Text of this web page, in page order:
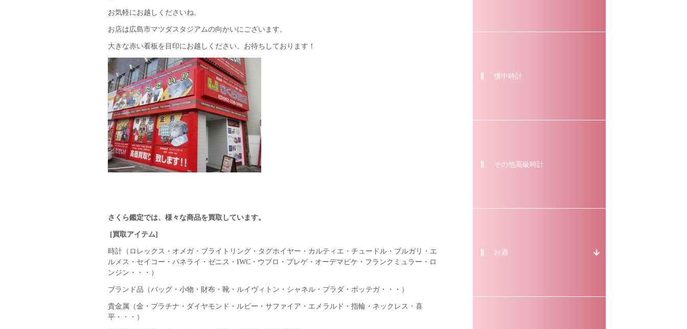
お気軽にお越しくださいね。
お店は広島市マツダスタジアムの向かいにございます。
大きな赤い看板を目印にお越しください。お待ちしております！
さくら鑑定では、様々な商品を買取しています。
[買取アイテム]
時計（ロレックス・オメガ・ブライトリング・タグホイヤー・カルティエ・チュードル・ブルガリ・エ
ルメス・セイコー・パネライ・ゼニス・IWC・ウブロ・ブレゲ・オーデマピケ・フランクミュラー・ロ
ンジン・・・）
ブランド品（バッグ・小物・財布・靴・ルイヴィトン・シャネル・プラダ・ボッテガ・・・）
貴金属（金・プラチナ・ダイヤモンド・ルビー・サファイア・エメラルド・指輪・ネックレス・喜
平・・・）
懐中時計
その他高級時計
お酒